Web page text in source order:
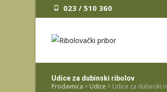
023 / 510 360
Udice za dubinski ribolov
Prodavnica > Udice > Udice za dubinski